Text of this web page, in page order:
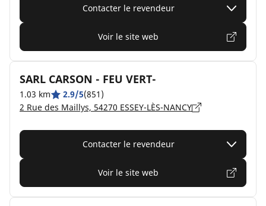
Contacter le revendeur
Voir le site web
SARL CARSON - FEU VERT-
1.03 km 2.9/5(851)
2 Rue des Maillys, 54270 ESSEY-LÈS-NANCY
Contacter le revendeur
Voir le site web